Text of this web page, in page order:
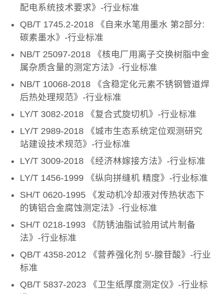
配电系统技术要求》-行业标准
QB/T 1745.2-2018 《自来水笔用墨水 第2部分:
碳素墨水》-行业标准
NB/T 25097-2018 《核电厂用离子交换树脂中金
属杂质含量的测定方法》-行业标准
NB/T 10068-2018 《含稳定化元素不锈钢管道焊
后热处理规范》-行业标准
LY/T 3082-2018 《复合式旋切机》-行业标准
LY/T 2989-2018 《城市生态系统定位观测研究
站建设技术规范》-行业标准
LY/T 3009-2018 《经济林嫁接方法》-行业标准
LY/T 1456-1999 《纵向拼缝机 精度》-行业标准
SH/T 0620-1995 《发动机冷却液对传热状态下
的铸铝合金腐蚀测定法》-行业标准
SH/T 0218-1993 《防锈油脂试验用试片制备
法》-行业标准
QB/T 4358-2012 《营养强化剂 5′-腺苷酸》-行业
标准
QB/T 5837-2023 《卫生纸厚度测定仪》-行业标